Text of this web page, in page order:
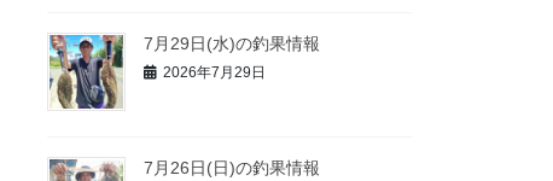
7月29日(水)の釣果情報
2026年7月29日
7月26日(日)の釣果情報